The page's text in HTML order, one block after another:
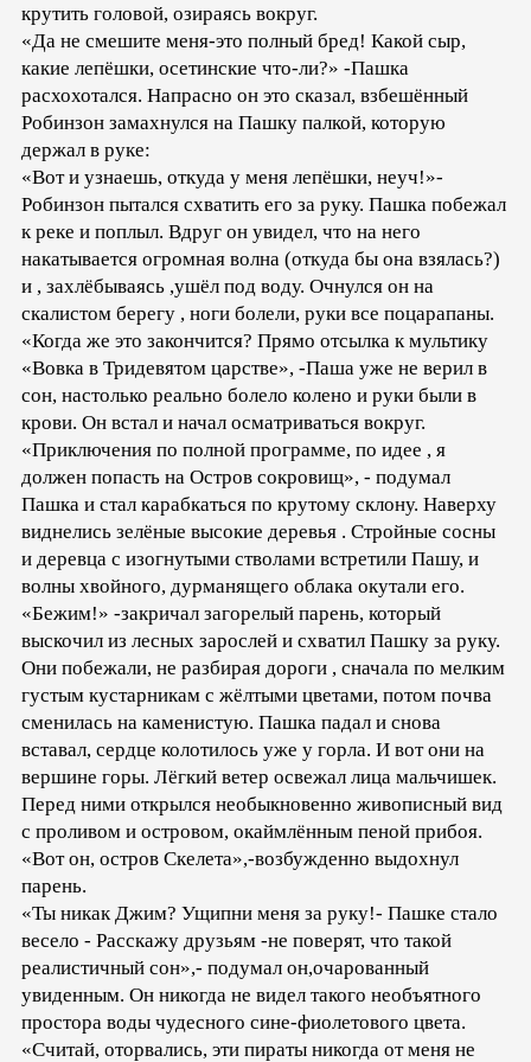
крутить головой, озираясь вокруг.
«Да не смешите меня-это полный бред! Какой сыр,
какие лепёшки, осетинские что-ли?» -Пашка
расхохотался. Напрасно он это сказал, взбешённый
Робинзон замахнулся на Пашку палкой, которую
держал в руке:
«Вот и узнаешь, откуда у меня лепёшки, неуч!»-
Робинзон пытался схватить его за руку. Пашка побежал
к реке и поплыл. Вдруг он увидел, что на него
накатывается огромная волна (откуда бы она взялась?)
и , захлёбываясь ,ушёл под воду. Очнулся он на
скалистом берегу , ноги болели, руки все поцарапаны.
«Когда же это закончится? Прямо отсылка к мультику
«Вовка в Тридевятом царстве», -Паша уже не верил в
сон, настолько реально болело колено и руки были в
крови. Он встал и начал осматриваться вокруг.
«Приключения по полной программе, по идее , я
должен попасть на Остров сокровищ», - подумал
Пашка и стал карабкаться по крутому склону. Наверху
виднелись зелёные высокие деревья . Стройные сосны
и деревца с изогнутыми стволами встретили Пашу, и
волны хвойного, дурманящего облака окутали его.
«Бежим!» -закричал загорелый парень, который
выскочил из лесных зарослей и схватил Пашку за руку.
Они побежали, не разбирая дороги , сначала по мелким
густым кустарникам с жёлтыми цветами, потом почва
сменилась на каменистую. Пашка падал и снова
вставал, сердце колотилось уже у горла. И вот они на
вершине горы. Лёгкий ветер освежал лица мальчишек.
Перед ними открылся необыкновенно живописный вид
с проливом и островом, окаймлённым пеной прибоя.
«Вот он, остров Скелета»,-возбужденно выдохнул
парень.
«Ты никак Джим? Ущипни меня за руку!- Пашке стало
весело - Расскажу друзьям -не поверят, что такой
реалистичный сон»,- подумал он,очарованный
увиденным. Он никогда не видел такого необъятного
простора воды чудесного сине-фиолетового цвета.
«Считай, оторвались, эти пираты никогда от меня не